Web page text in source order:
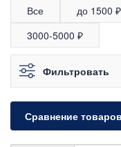
Все до 1500 ₽
3000-5000 ₽
Фильтровать
Сравнение